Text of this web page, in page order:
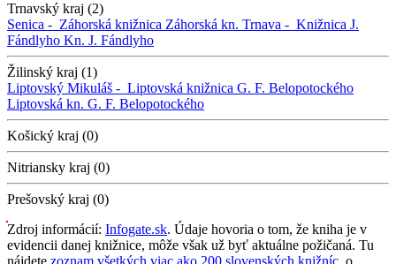
Trnavský kraj (2)
Senica - Záhorská knižnica Záhorská kn. Trnava - Knižnica J.
Fándlyho Kn. J. Fándlyho
Žilinský kraj (1)
Liptovský Mikuláš - Liptovská knižnica G. F. Belopotockého
Liptovská kn. G. F. Belopotockého
Košický kraj (0)
Nitriansky kraj (0)
Prešovský kraj (0)
Zdroj informácií: Infogate.sk. Údaje hovoria o tom, že kniha je v
evidencii danej knižnice, môže však už byť aktuálne požičaná. Tu
nájdete zoznam všetkých viac ako 200 slovenských knižníc , o